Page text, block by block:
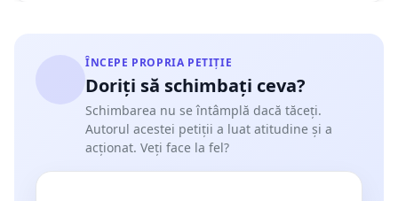
ÎNCEPE PROPRIA PETIȚIE
Doriți să schimbați ceva?
Schimbarea nu se întâmplă dacă tăceți.
Autorul acestei petiții a luat atitudine și a
acționat. Veți face la fel?